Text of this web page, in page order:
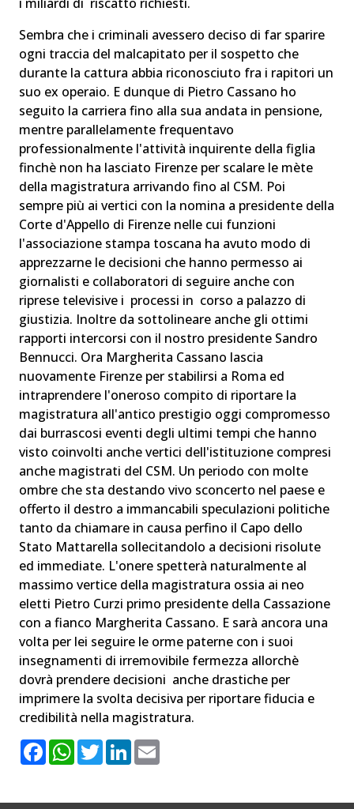
Sembra che i criminali avessero deciso di far sparire
ogni traccia del malcapitato per il sospetto che
durante la cattura abbia riconosciuto fra i rapitori un
suo ex operaio. E dunque di Pietro Cassano ho
seguito la carriera fino alla sua andata in pensione,
mentre parallelamente frequentavo
professionalmente l'attività inquirente della figlia
finchè non ha lasciato Firenze per scalare le mète
della magistratura arrivando fino al CSM. Poi
sempre più ai vertici con la nomina a presidente della
Corte d'Appello di Firenze nelle cui funzioni
l'associazione stampa toscana ha avuto modo di
apprezzarne le decisioni che hanno permesso ai
giornalisti e collaboratori di seguire anche con
riprese televisive i processi in corso a palazzo di
giustizia. Inoltre da sottolineare anche gli ottimi
rapporti intercorsi con il nostro presidente Sandro
Bennucci. Ora Margherita Cassano lascia
nuovamente Firenze per stabilirsi a Roma ed
intraprendere l'oneroso compito di riportare la
magistratura all'antico prestigio oggi compromesso
dai burrascosi eventi degli ultimi tempi che hanno
visto coinvolti anche vertici dell'istituzione compresi
anche magistrati del CSM. Un periodo con molte
ombre che sta destando vivo sconcerto nel paese e
offerto il destro a immancabili speculazioni politiche
tanto da chiamare in causa perfino il Capo dello
Stato Mattarella sollecitandolo a decisioni risolute
ed immediate. L'onere spetterà naturalmente al
massimo vertice della magistratura ossia ai neo
eletti Pietro Curzi primo presidente della Cassazione
con a fianco Margherita Cassano. E sarà ancora una
volta per lei seguire le orme paterne con i suoi
insegnamenti di irremovibile fermezza allorchè
dovrà prendere decisioni anche drastiche per
imprimere la svolta decisiva per riportare fiducia e
credibilità nella magistratura.
F
a
W
h
T
w
L